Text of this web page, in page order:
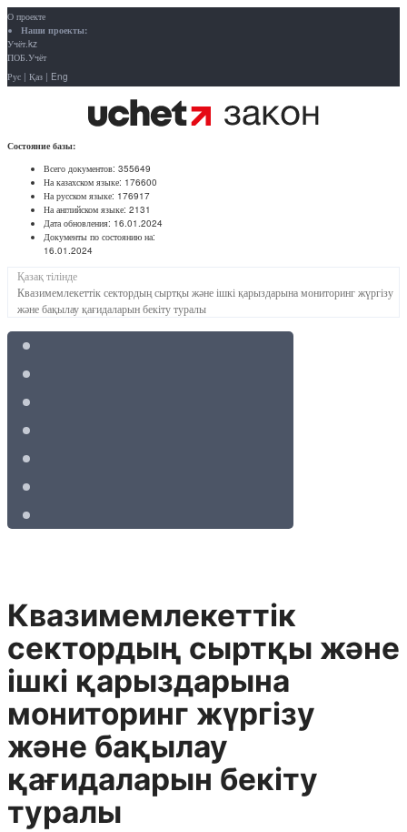
О проекте
Наши проекты:
Учёт.kz
ПОБ.Учёт
Рус | Қаз | Eng
Состояние базы:
Всего документов: 355649
На казахском языке: 176600
На русском языке: 176917
На английском языке: 2131
Дата обновления: 16.01.2024
Документы по состоянию на:
16.01.2024
Қазақ тілінде
Квазимемлекеттік сектордың сыртқы және ішкі қарыздарына мониторинг жүргізу
және бақылау қағидаларын бекіту туралы
Квазимемлекеттік
сектордың сыртқы және
ішкі қарыздарына
мониторинг жүргізу
және бақылау
қағидаларын бекіту
туралы